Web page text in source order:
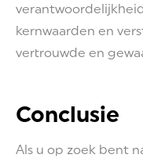
kernwaarden en
vertrouwde en
Conclusie
Als u op zoek bent